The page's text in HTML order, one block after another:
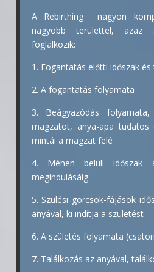
A Rebirthing nagyon
nagyobb területtel, azaz
foglalkozik:
1. Fogantatás előtti időszak és
2. A fogantatás folyamata
3. Beágyazódás
magzatot, anya-apa tudatos
mintái a magzat felé
4. Méhen belüli időszak
megindulásáig
5. Szülési görcsök-fájások
anyával, ki indítja a születést
6. A születés folyamata
7. Találkozás az anyával,